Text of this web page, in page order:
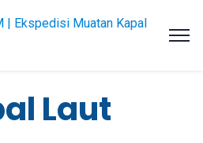
Laut